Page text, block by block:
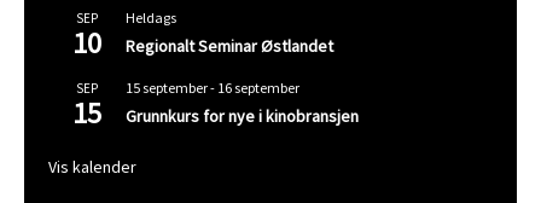
SEP
10
Heldags
Regionalt Seminar Østlandet
SEP
15
15 september- 16 september
Grunnkurs for nye i kinobransjen
Vis kalender